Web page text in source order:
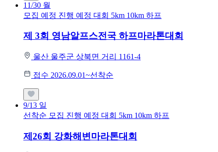
11/30 월
모집 예정 진행 예정 대회 5km 10km 하프
제 3회 영남알프스전국 하프마라톤대회
울산 울주군 상북면 거리 1161-4
접수 2026.09.01~선착순
9/13 일
선착순 모집 진행 예정 대회 5km 10km 하프
제26회 강화해변마라톤대회